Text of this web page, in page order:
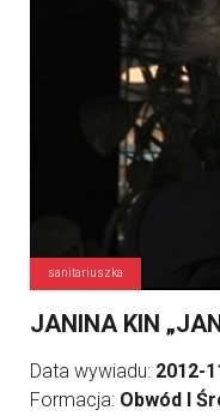
sanitariuszka
JANINA KIN
Data wywiadu: 2012-
Formacja: Obwód I